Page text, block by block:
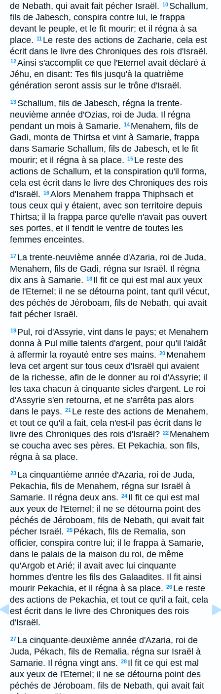
de Nebath, qui avait fait pécher Israël. 10 Schallum,
fils de Jabesch, conspira contre lui, le frappa
devant le peuple, et le fit mourir; et il régna à sa
place. 11 Le reste des actions de Zacharie, cela est
écrit dans le livre des Chroniques des rois d'Israël.
12Ainsi s'accomplit ce que l'Eternel avait déclaré à
Jéhu, en disant: Tes fils jusqu'à la quatrième
génération seront assis sur le trône d'Israël.
13 Schallum, fils de Jabesch, régna la trente-
neuvième année d'Ozias, roi de Juda. Il régna
pendant un mois à Samarie. 14 Menahem, fils de
Gadi, monta de Thirtsa et vint à Samarie, frappa
dans Samarie Schallum, fils de Jabesch, et le fit
mourir; et il régna à sa place. 15 Le reste des
actions de Schallum, et la conspiration qu'il forma,
cela est écrit dans le livre des Chroniques des rois
d'Israël. 16Alors Menahem frappa Thiphsach et
tous ceux qui y étaient, avec son territoire depuis
Thirtsa; il la frappa parce qu'elle n'avait pas ouvert
ses portes, et il fendit le ventre de toutes les
femmes enceintes.
17 La trente-neuvième année d'Azaria, roi de Juda,
Menahem, fils de Gadi, régna sur Israël. Il régna
dix ans à Samarie. 18 Il fit ce qui est mal aux yeux
de l'Eternel; il ne se détourna point, tant qu'il vécut,
des péchés de Jéroboam, fils de Nebath, qui avait
fait pécher Israël.
19 Pul, roi d'Assyrie, vint dans le pays; et Menahem
donna à Pul mille talents d'argent, pour qu'il l'aidât
à affermir la royauté entre ses mains. 20 Menahem
leva cet argent sur tous ceux d'Israël qui avaient
de la richesse, afin de le donner au roi d'Assyrie; il
les taxa chacun à cinquante sicles d'argent. Le roi
d'Assyrie s'en retourna, et ne s'arrêta pas alors
dans le pays. 21 Le reste des actions de Menahem,
et tout ce qu'il a fait, cela n'est-il pas écrit dans le
livre des Chroniques des rois d'Israël? 22 Menahem
se coucha avec ses pères. Et Pekachia, son fils,
régna à sa place.
23 La cinquantième année d'Azaria, roi de Juda,
Pekachia, fils de Menahem, régna sur Israël à
Samarie. Il régna deux ans. 24 Il fit ce qui est mal
aux yeux de l'Eternel; il ne se détourna point des
péchés de Jéroboam, fils de Nebath, qui avait fait
pécher Israël. 25 Pékach, fils de Remalia, son
officier, conspira contre lui; il le frappa à Samarie,
dans le palais de la maison du roi, de même
qu'Argob et Arié; il avait avec lui cinquante
hommes d'entre les fils des Galaadites. Il fit ainsi
mourir Pekachia, et il régna à sa place. 26 Le reste
des actions de Pekachia, et tout ce qu'il a fait, cela
est écrit dans le livre des Chroniques des rois
d'Israël.
27 La cinquante-deuxième année d'Azaria, roi de
Juda, Pékach, fils de Remalia, régna sur Israël à
Samarie. Il régna vingt ans. 28 Il fit ce qui est mal
aux yeux de l'Eternel; il ne se détourna point des
péchés de Jéroboam, fils de Nebath, qui avait fait